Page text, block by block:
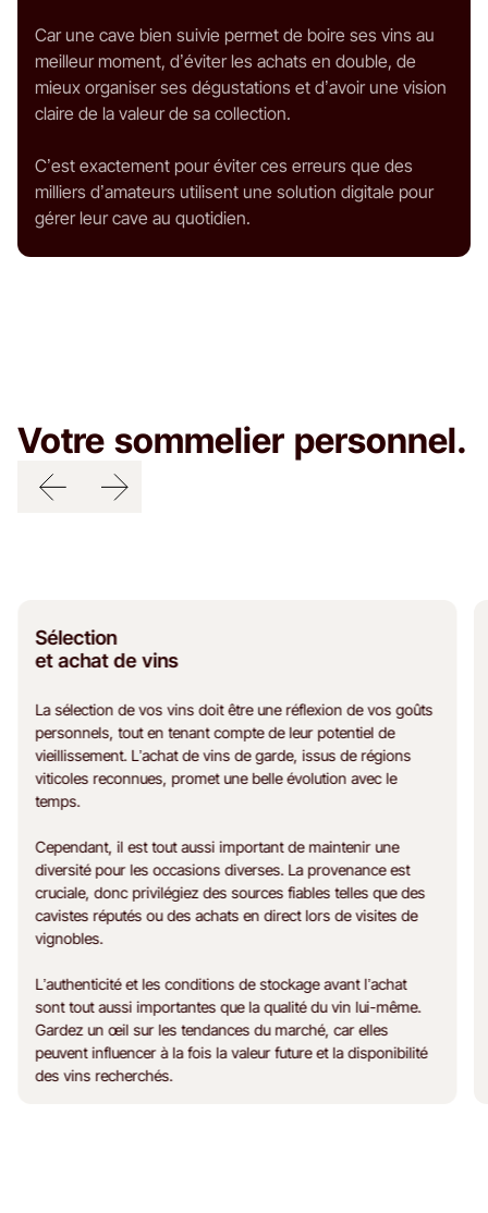
Car une cave bien suivie permet de boire ses vins au
meilleur moment, d’éviter les achats en double, de
mieux organiser ses dégustations et d’avoir une vision
claire de la valeur de sa collection.
C’est exactement pour éviter ces erreurs que des
milliers d’amateurs utilisent une solution digitale pour
gérer leur cave au quotidien.
Votre sommelier personnel.
Sélection
et achat de vins
La sélection de vos vins doit être une réflexion de vos goûts
personnels, tout en tenant compte de leur potentiel de
vieillissement. L’achat de vins de garde, issus de régions
viticoles reconnues, promet une belle évolution avec le
temps.
Cependant, il est tout aussi important de maintenir une
diversité pour les occasions diverses. La provenance est
cruciale, donc privilégiez des sources fiables telles que des
cavistes réputés ou des achats en direct lors de visites de
vignobles.
L’authenticité et les conditions de stockage avant l’achat
sont tout aussi importantes que la qualité du vin lui-même.
Gardez un œil sur les tendances du marché, car elles
peuvent influencer à la fois la valeur future et la disponibilité
des vins recherchés.